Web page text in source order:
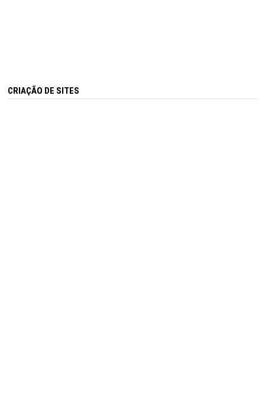
CRIAÇÃO DE SITES